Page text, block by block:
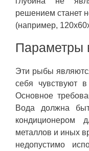
решением станет
(например,
Параметры
Эти рыбы
себя чувствуют
Основное
Вода должна
кондиционером
металлов и иных
недопустимо